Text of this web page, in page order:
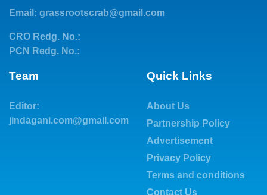
Email: grassrootscrab@gmail.com
CRO Redg. No.:
PCN Redg. No.:
Team
Editor:
jindagani.com@gmail.com
Quick Links
About Us
Partnership Policy
Advertisement
Privacy Policy
Terms and conditions
Contact Us